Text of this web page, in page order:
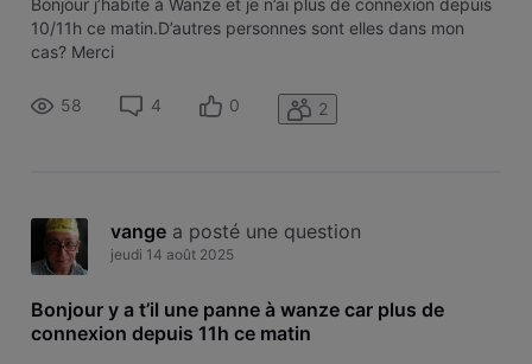
10/11h ce matin.D’autres personnes sont elles dans mon
cas? Merci
58 4 0 2
vange a posté une question
jeudi 14 août 2025
Bonjour y a t’il une panne à wanze car plus de
connexion depuis 11h ce matin